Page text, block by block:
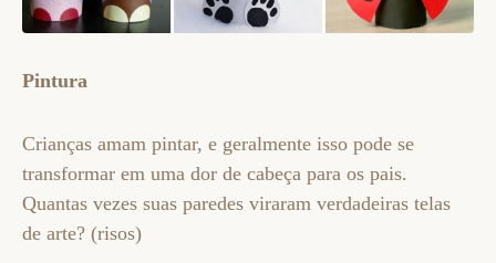
Pintura
Crianças amam pintar, e geralmente isso pode se
transformar em uma dor de cabeça para os pais.
Quantas vezes suas paredes viraram verdadeiras telas
de arte? (risos)